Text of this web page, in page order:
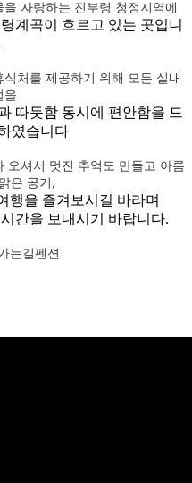
자랑하는 진부령 청정지역에
계곡이 흐르고 있는 곳입니
처를 제공하기 위해 모든 실내
을
따듯함 동시에 편안함을 드
였습니다
오셔서 멋진 추억도 만들고 아름
은 공기,
행을 즐겨보시길 바라며
간을 보내시기 바랍니다.
는길펜션